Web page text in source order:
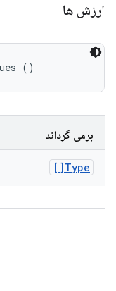
ارزش ها
()
برمی گرداند
Type[]